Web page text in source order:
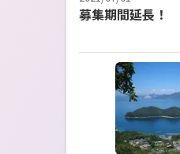
募集期間延長！